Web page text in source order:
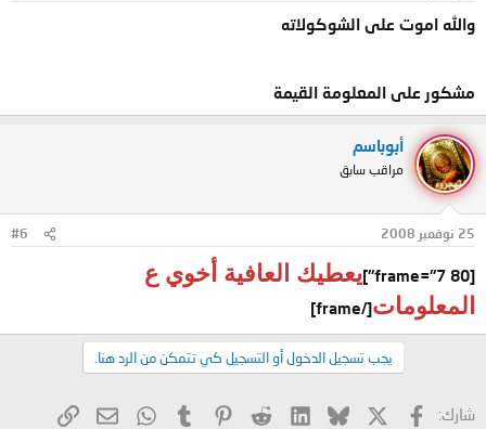
والله اموت على الشوكولاته
مشكور على المعلومة القيمة
أبوباسم
مراقب سابق
25 نوفمبر 2008 #6
[frame="7 80"]
يعطيك العافية أخوي ع
المعلومات[/frame]
يجب تسجيل الدخول أو التسجيل كي تتمكن من الرد هنا.
شارك: فيسبوك Bluesky
LinkedIn
Reddit
Pinterest
Tumblr
WhatsApp
البريد